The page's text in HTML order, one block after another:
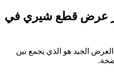
عرض قطع شيري في
الجيد هو الذي يجمع بين